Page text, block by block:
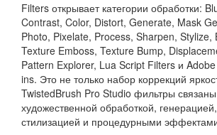
Filters открывает категории обработки:
Contrast, Color, Distort, Generate, Mask
Photo, Pixelate, Process, Sharpen, Stylize,
Texture Emboss, Texture Bump,
Pattern Explorer, Lua Script Filters и
ins. Это не только набор коррекций
TwistedBrush Pro Studio фильтры
художественной обработкой,
стилизацией и процедурными